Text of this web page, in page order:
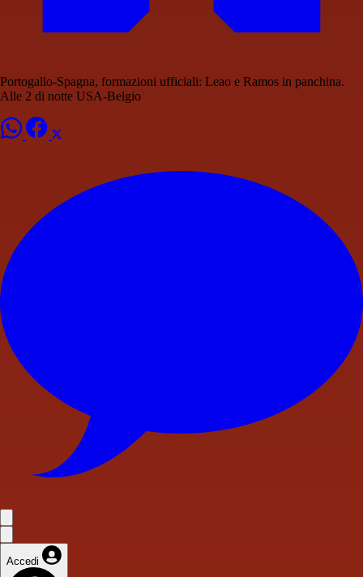
Portogallo-Spagna, formazioni ufficiali: Leao e Ramos in panchina.
Alle 2 di notte USA-Belgio
Accedi